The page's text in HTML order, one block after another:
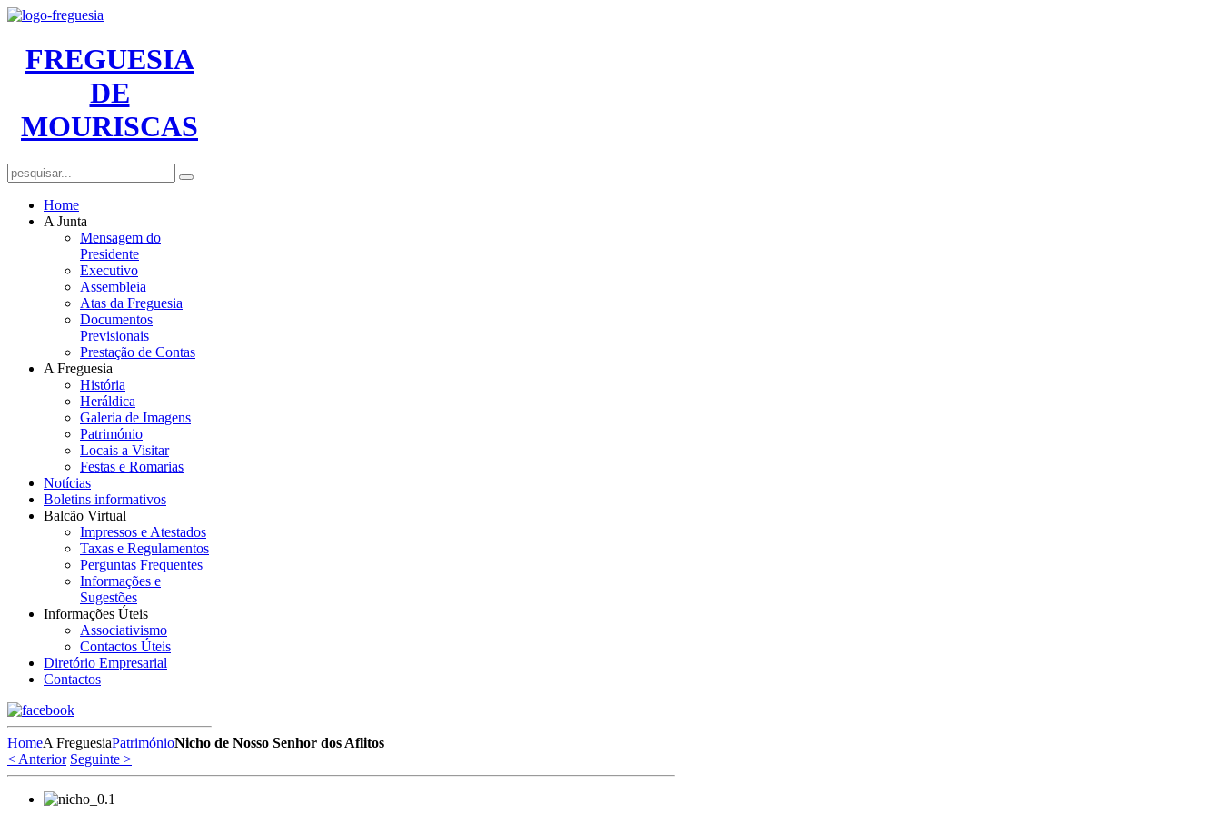
FREGUESIA
DE
MOURISCAS
Home
A Junta
Mensagem do
Presidente
Executivo
Assembleia
Atas da Freguesia
Documentos
Previsionais
Prestação de Contas
A Freguesia
História
Heráldica
Galeria de Imagens
Património
Locais a Visitar
Festas e Romarias
Notícias
Boletins informativos
Balcão Virtual
Impressos e Atestados
Taxas e Regulamentos
Perguntas Frequentes
Informações e
Sugestões
Informações Úteis
Associativismo
Contactos Úteis
Diretório Empresarial
Contactos
HomeA FreguesiaPatrimónioNicho de Nosso Senhor dos Aflitos
< Anterior Seguinte >